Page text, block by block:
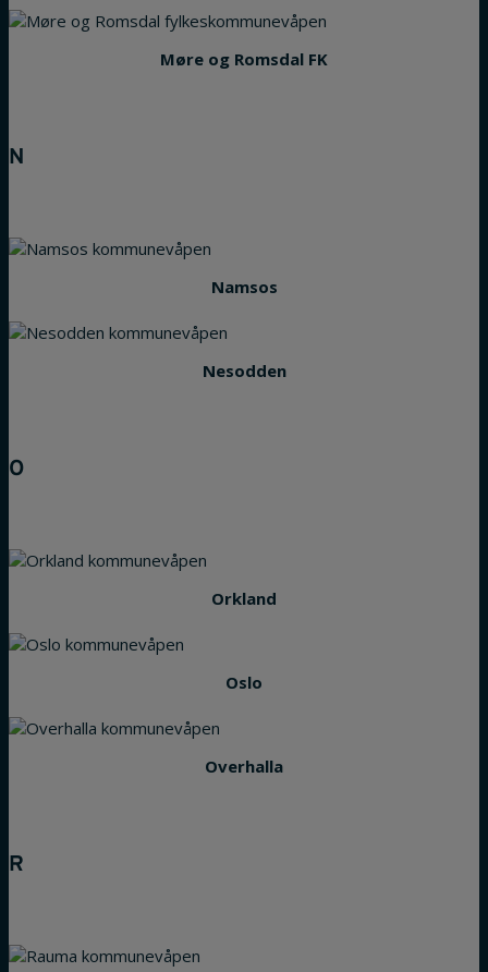
Møre og Romsdal FK
N
Namsos
Nesodden
O
Orkland
Oslo
Overhalla
R